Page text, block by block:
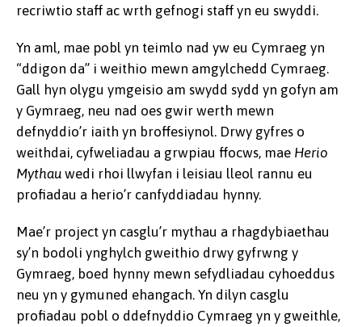
recriwtio staff ac wrth gefnogi staff yn eu swyddi.
Yn aml, mae pobl yn teimlo nad yw eu Cymraeg yn
“ddigon da” i weithio mewn amgylchedd Cymraeg.
Gall hyn olygu ymgeisio am swydd sydd yn gofyn am
y Gymraeg, neu nad oes gwir werth mewn
defnyddio’r iaith yn broffesiynol. Drwy gyfres o
weithdai, cyfweliadau a grwpiau ffocws, mae Herio
Mythau wedi rhoi llwyfan i leisiau lleol rannu eu
profiadau a herio’r canfyddiadau hynny.
Mae’r project yn casglu’r mythau a rhagdybiaethau
sy’n bodoli ynghylch gweithio drwy gyfrwng y
Gymraeg, boed hynny mewn sefydliadau cyhoeddus
neu yn y gymuned ehangach. Yn dilyn casglu
profiadau pobl o ddefnyddio Cymraeg yn y gweithle,